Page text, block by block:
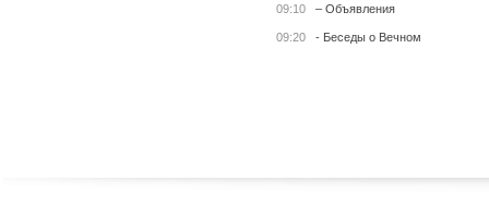
09:10 – Объявления
09:20 - Беседы о Вечном